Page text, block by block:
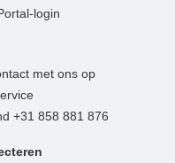
login
met ons op
+31 858 881 876